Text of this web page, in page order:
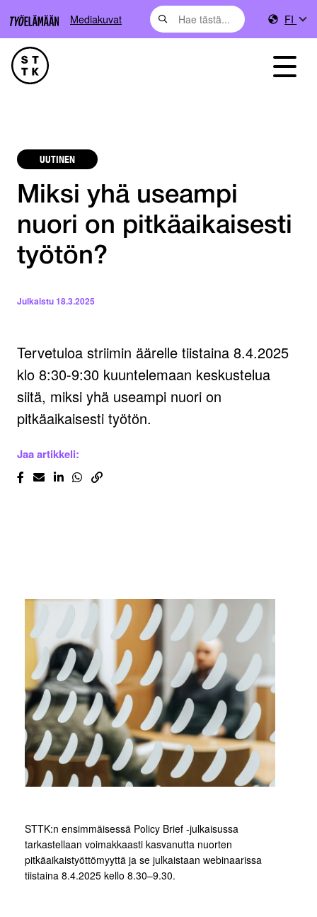
Mediakuvat FI
UUTINEN
Miksi yhä useampi
nuori on pitkäaikaisesti
työtön?
Julkaistu18.3.2025
Tervetuloa striimin äärelle tiistaina 8.4.2025
klo 8:30-9:30 kuuntelemaan keskustelua
siitä, miksi yhä useampi nuori on
pitkäaikaisesti työtön.
Jaa artikkeli:
STTK:n ensimmäisessä Policy Brief -julkaisussa
tarkastellaan voimakkaasti kasvanutta nuorten
pitkäaikaistyöttömyyttä ja se julkaistaan webinaarissa
tiistaina 8.4.2025 kello 8.30–9.30.